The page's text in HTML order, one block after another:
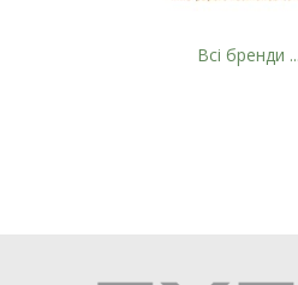
Всі бренди ...